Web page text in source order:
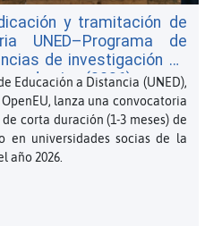
y tramitación de
UNED–Programa de
de investigación de
as (2026)
Educación a Distancia (UNED),
lanza una convocatoria
corta duración (1-3 meses) de
en universidades socias de la
año 2026.